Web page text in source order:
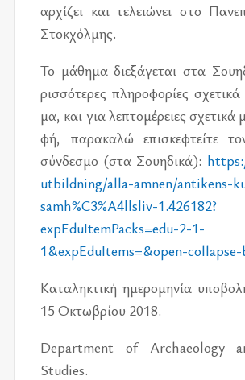
αρ­χί­ζει και τε­λειώ­νει στο
Στοκ­χόλ­μης.
Το μά­θη­μα διε­ξά­γε­ται στα
ρισ­σό­τε­ρες πλη­ρο­φο­ρί­ες
μα, και για λε­πτο­μέ­ρειες
φή, πα­ρα­κα­λώ επι­σκε­φτεί­τε
σύν­δε­σμο (στα Σου­η­δι­κά):
utbildning/​alla-amnen/​antikens-
samh%C3%A4llsliv-1.426182?
expEduItemPacks=edu-2-1-
1&expEduItems=&open-collapse-
Κατα­λη­κτι­κή ημε­ρο­μη­νία
15 Οκτω­βρί­ου 2018.
Department of Archaeology
Studies.